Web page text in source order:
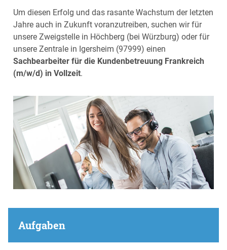
Um diesen Erfolg und das rasante Wachstum der letzten
Jahre auch in Zukunft voranzutreiben, suchen wir für
unsere Zweigstelle in Höchberg (bei Würzburg) oder für
unsere Zentrale in Igersheim (97999) einen
Sachbearbeiter für die Kundenbetreuung Frankreich
(m/w/d) in Vollzeit.
Aufgaben